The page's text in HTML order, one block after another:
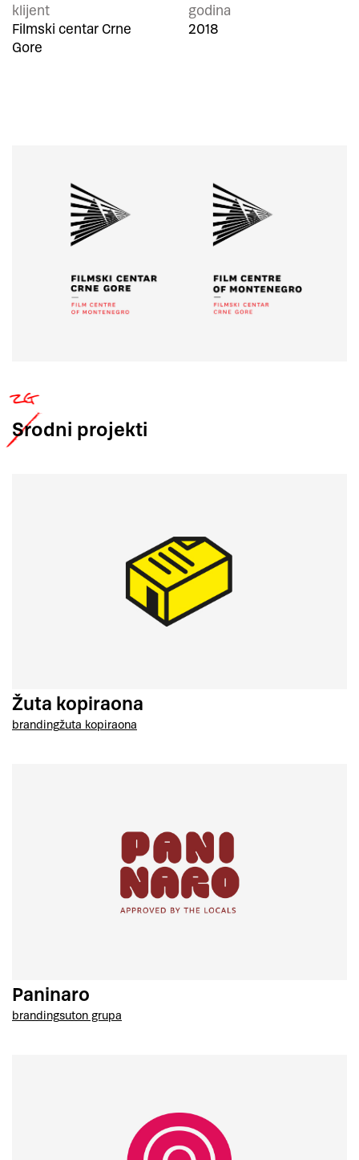
klijent
Filmski centar Crne
Gore
godina
2018
Srodni projekti
Žuta kopiraona
brandingžuta kopiraona
Paninaro
brandingsuton grupa